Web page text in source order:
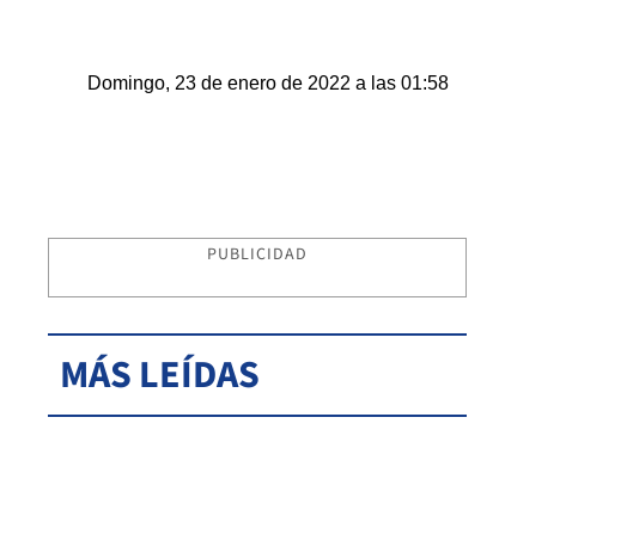
Domingo, 23 de enero de 2022 a las 01:58
PUBLICIDAD
MÁS LEÍDAS